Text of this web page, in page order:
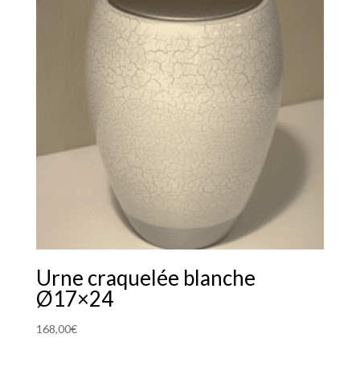
Urne craquelée blanche
Ø17×24
168,00€